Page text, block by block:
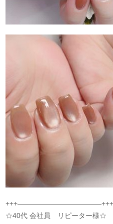
+++————————————+++
☆40代 会社員 リピーター様☆